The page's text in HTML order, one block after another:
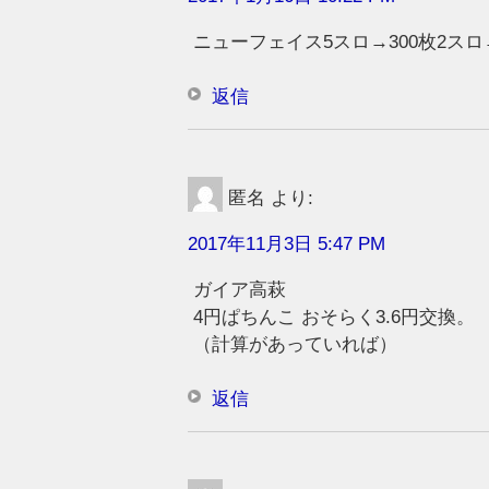
ニューフェイス5スロ→300枚2ス
返信
匿名 より:
2017年11月3日 5:47 PM
ガイア高萩
4円ぱちんこ おそらく3.6円交換。
（計算があっていれば）
返信